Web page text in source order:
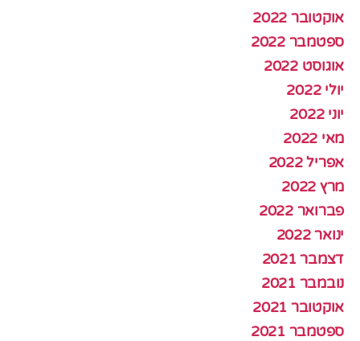
אוקטובר 2022
ספטמבר 2022
אוגוסט 2022
יולי 2022
יוני 2022
מאי 2022
אפריל 2022
מרץ 2022
פברואר 2022
ינואר 2022
דצמבר 2021
נובמבר 2021
אוקטובר 2021
ספטמבר 2021